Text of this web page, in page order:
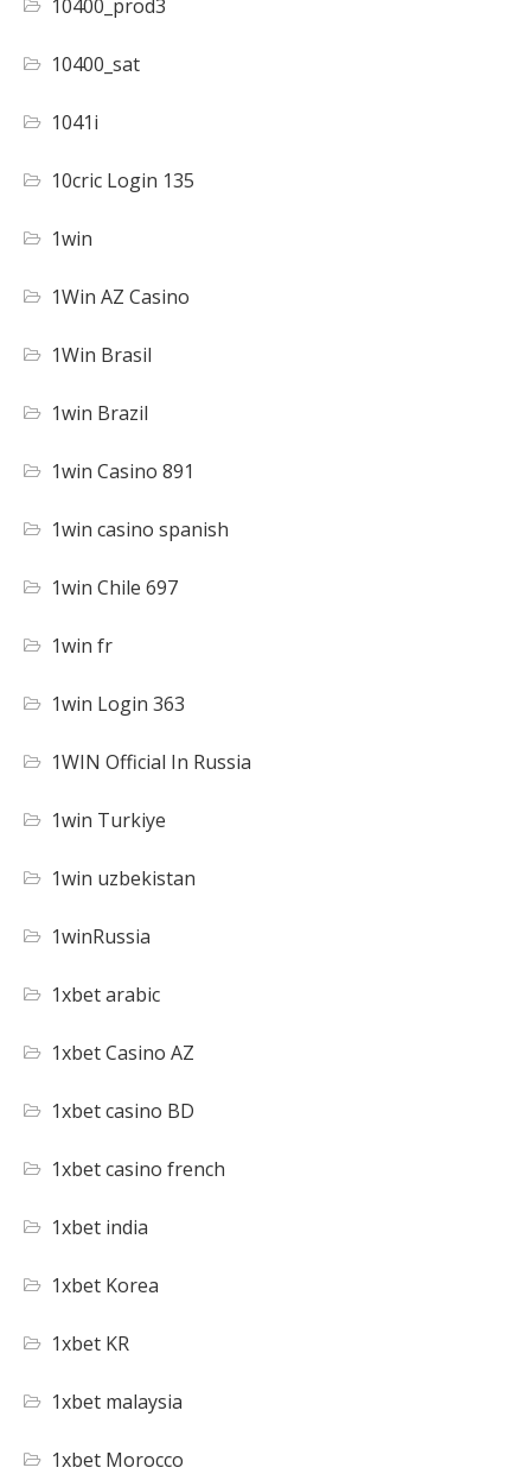
10400_prod3
10400_sat
1041i
10cric Login 135
1win
1Win AZ Casino
1Win Brasil
1win Brazil
1win Casino 891
1win casino spanish
1win Chile 697
1win fr
1win Login 363
1WIN Official In Russia
1win Turkiye
1win uzbekistan
1winRussia
1xbet arabic
1xbet Casino AZ
1xbet casino BD
1xbet casino french
1xbet india
1xbet Korea
1xbet KR
1xbet malaysia
1xbet Morocco